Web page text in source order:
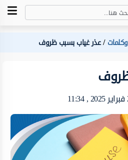
عذر غياب بسبب ظروف